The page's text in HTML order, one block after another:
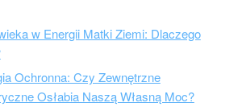
w Energii Matki Ziemi: Dlaczego
Ochronna: Czy Zewnętrzne
Osłabia Naszą Własną Moc?